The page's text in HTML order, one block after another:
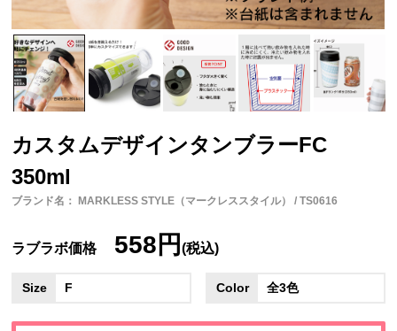
カスタムデザインタンブラーFC
350ml
ブランド名： MARKLESS STYLE（マークレススタイル） / TS0616
ラブラボ価格 558円(税込)
Size F Color 全3色